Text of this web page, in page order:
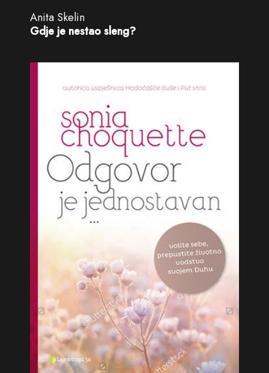
Anita Skelin
Gdje je nestao sleng?